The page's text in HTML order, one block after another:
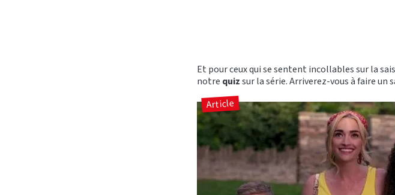
Et pour ceux qui se sentent incollables sur la
notre quizsur la série. Arriverez-vous à faire un
Article